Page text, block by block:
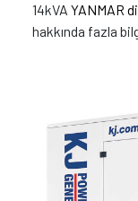
14kVA YANMAR
hakkında fazla